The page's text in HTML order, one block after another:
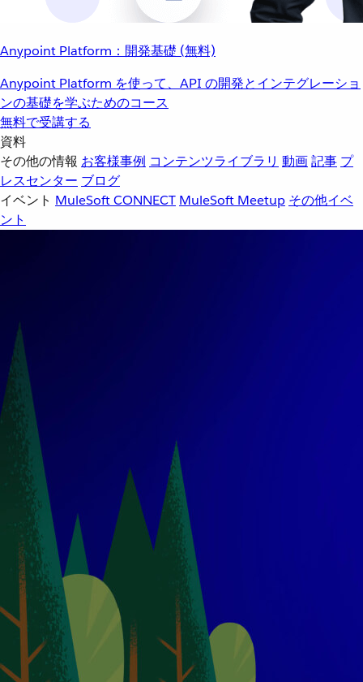
Anypoint Platform：開発基礎 (無料)
Anypoint Platform を使って、API の開発とインテグレーショ
ンの基礎を学ぶためのコース
無料で受講する
資料
その他の情報 お客様事例 コンテンツライブラリ 動画記事 プ
レスセンター ブログ
イベント MuleSoft CONNECT MuleSoft Meetup その他イベ
ント